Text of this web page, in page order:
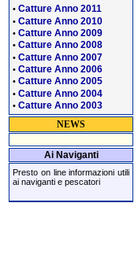
• Catture Anno 2011
• Catture Anno 2010
• Catture Anno 2009
• Catture Anno 2008
• Catture Anno 2007
• Catture Anno 2006
• Catture Anno 2005
• Catture Anno 2004
• Catture Anno 2003
NEWS
Ai Naviganti
Presto on line informazioni utili
ai naviganti e pescatori